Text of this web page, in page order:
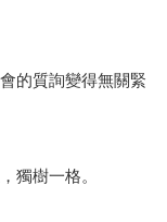
的質詢變得無關緊
獨樹一格。